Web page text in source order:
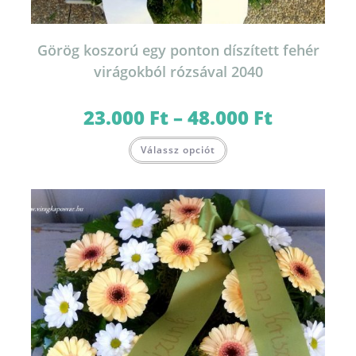
Görög koszorú egy ponton díszített fehér
virágokból rózsával 2040
23.000 Ft–48.000 Ft23.000 Ft
Válassz opciót a
van.
A
változatok
a
termékoldalon
választhatók
ki